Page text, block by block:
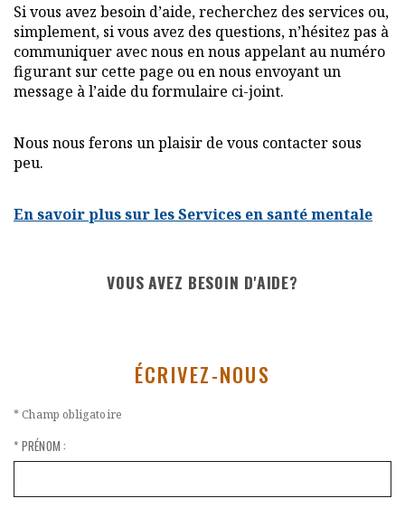
Si vous avez besoin d’aide, recherchez des services ou,
simplement, si vous avez des questions, n’hésitez pas à
communiquer avec nous en nous appelant au numéro
figurant sur cette page ou en nous envoyant un
message à l’aide du formulaire ci-joint.
Nous nous ferons un plaisir de vous contacter sous
peu.
En savoir plus sur les Services en santé mentale
VOUS AVEZ BESOIN D'AIDE?
ÉCRIVEZ-NOUS
* Champ obligatoire
* PRÉNOM :